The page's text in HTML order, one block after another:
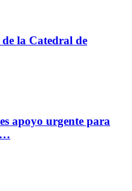
la Catedral de
apoyo urgente para